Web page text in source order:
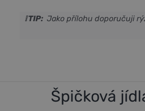
❕ TIP: Jako přílohu doporučuji
Špičková